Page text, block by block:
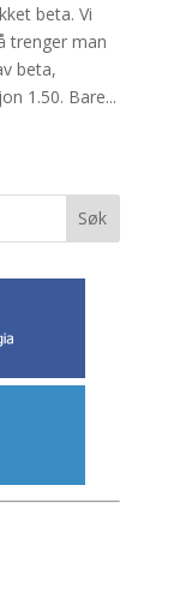
beta. Vi
trenger man
beta,
1.50. Bare...